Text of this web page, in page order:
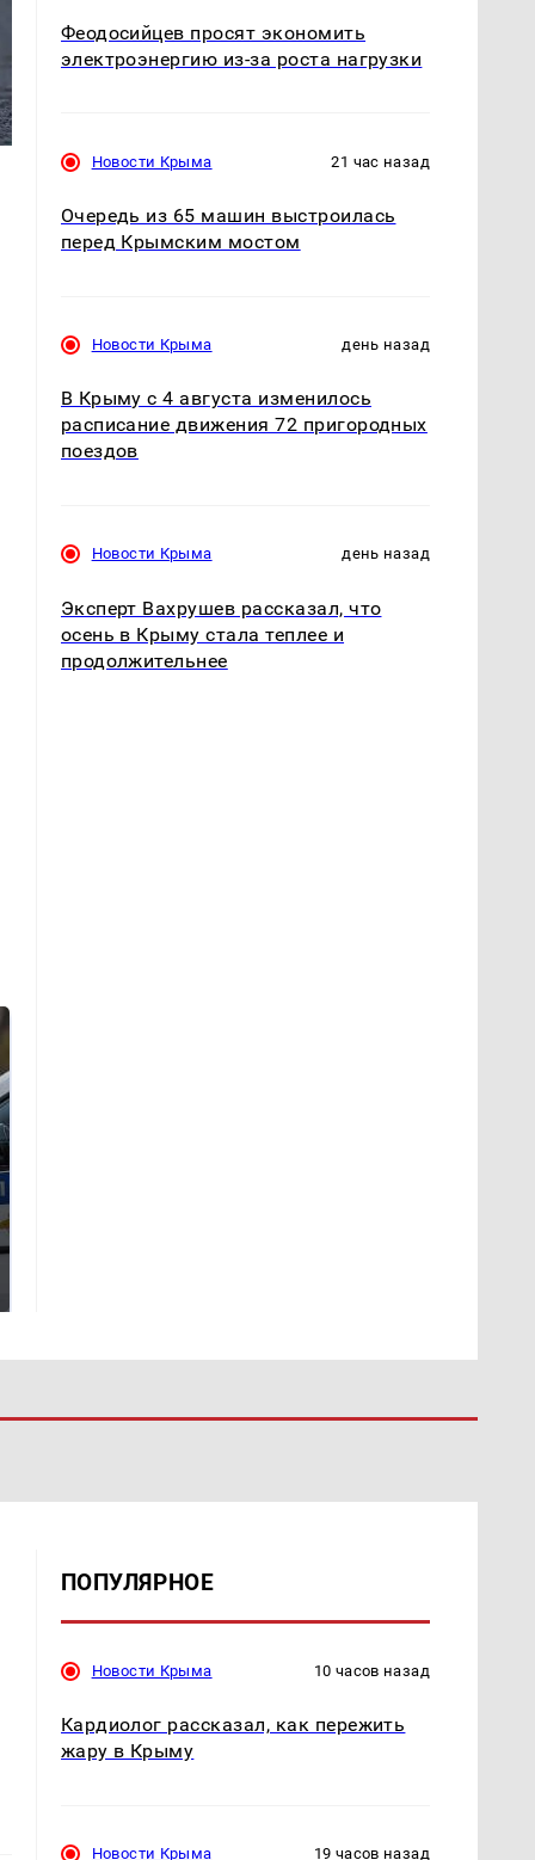
Феодосийцев просят экономить
электроэнергию из-за роста нагрузки
Новости Крыма 21 час назад
Очередь из 65 машин выстроилась
перед Крымским мостом
Новости Крыма день назад
В Крыму с 4 августа изменилось
расписание движения 72 пригородных
поездов
Новости Крыма день назад
Эксперт Вахрушев рассказал, что
осень в Крыму стала теплее и
продолжительнее
ПОПУЛЯРНОЕ
Новости Крыма 10 часов назад
Кардиолог рассказал, как пережить
жару в Крыму
Новости Крыма 19 часов назад